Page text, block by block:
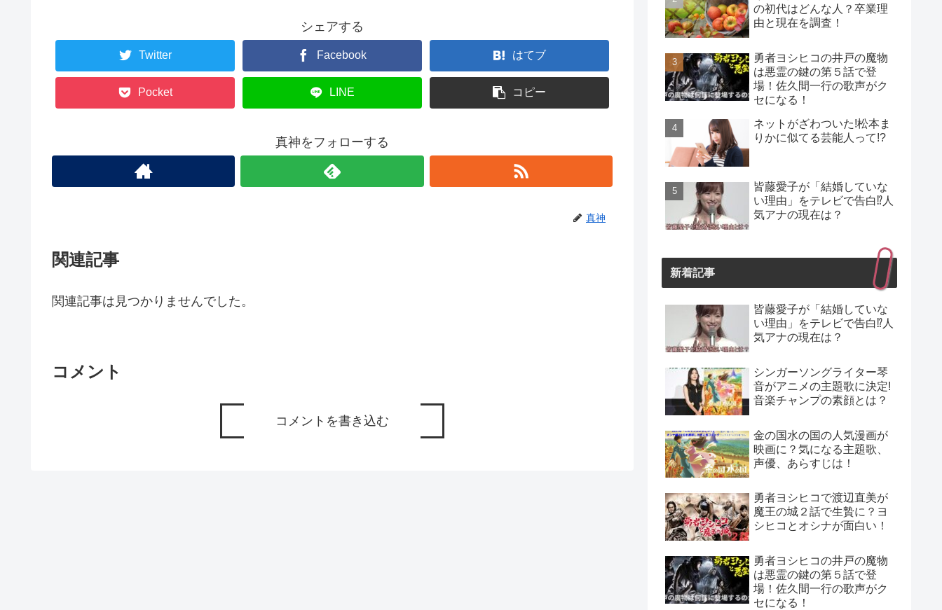
シェアする
Twitter Facebook はてブ
Pocket LINE コピー
真神をフォローする
真神
関連記事
関連記事は見つかりませんでした。
コメント
コメントを書き込む
の初代はどんな人？卒業理
由と現在を調査！
勇者ヨシヒコの井戸の魔物
は悪霊の鍵の第５話で登
場！佐久間一行の歌声がク
セになる！
ネットがざわついた!松本ま
りかに似てる芸能人って!?
皆藤愛子が「結婚していな
い理由」をテレビで告白⁉人
気アナの現在は？
新着記事
皆藤愛子が「結婚していな
い理由」をテレビで告白⁉人
気アナの現在は？
シンガーソングライター琴
音がアニメの主題歌に決定!
音楽チャンプの素顔とは？
金の国水の国の人気漫画が
映画に？気になる主題歌、
声優、あらすじは！
勇者ヨシヒコで渡辺直美が
魔王の城２話で生贄に？ヨ
シヒコとオシナが面白い！
勇者ヨシヒコの井戸の魔物
は悪霊の鍵の第５話で登
場！佐久間一行の歌声がク
セになる！